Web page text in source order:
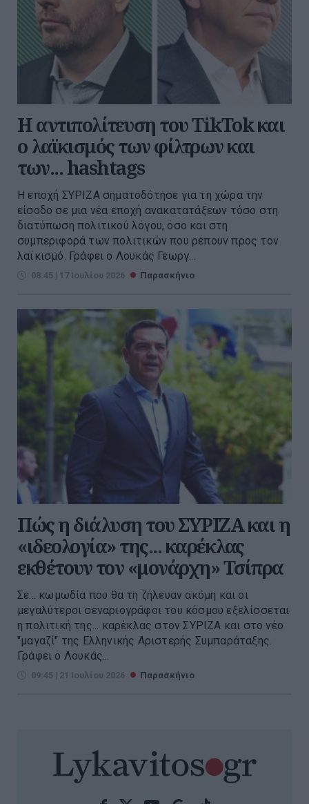
Η αντιπολίτευση του TikTok και
ο λαϊκισμός των φίλτρων και
των... hashtags
Η εποχή ΣΥΡΙΖΑ σηματοδότησε για τη χώρα την
είσοδο σε μια νέα εποχή ανακατατάξεων τόσο στη
διατύπωση πολιτικού λόγου, όσο και στη
συμπεριφορά των πολιτικών που ρέπουν προς τον
λαϊκισμό. Γράφει ο Λουκάς Γεωργ...
08:45 | 17 Ιουλίου 2026 Παρασκήνιο
Πώς η διάλυση του ΣΥΡΙΖΑ και η
«ιδεολογία» της... καρέκλας
εκθέτουν τον «μονάρχη» Τσίπρα
Σε... κωμωδία που θα τη ζήλευαν ακόμη και οι
μεγαλύτεροι σεναριογράφοι του κόσμου εξελίσσεται
η πολιτική της... καρέκλας στον ΣΥΡΙΖΑ και στο νέο
"μαγαζί" της Ελληνικής Αριστερής Συμπαράταξης.
Γράφει ο Λουκάς...
09:45 | 21 Ιουλίου 2026 Παρασκήνιο